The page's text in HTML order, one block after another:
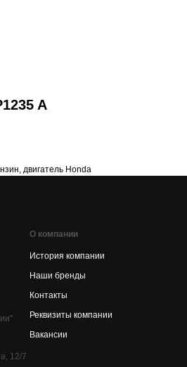
A
двигатель Honda
12/7
О компании
История компании
Наши бренды
Контакты
Реквизиты компании
Вакансии